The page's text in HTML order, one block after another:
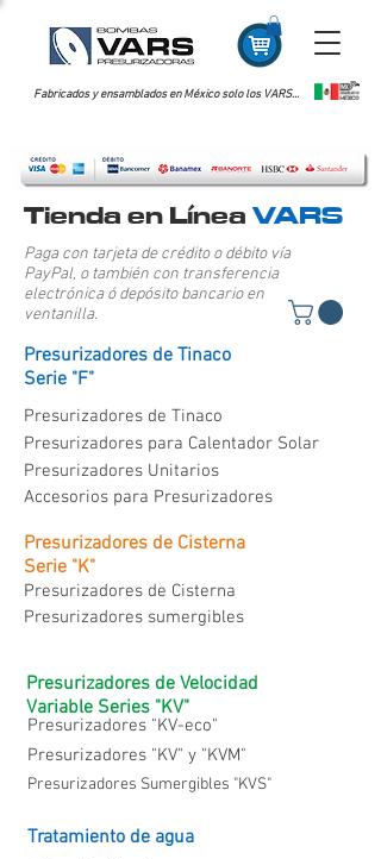
Fabricados y ensamblados en México solo los VARS...
Tienda en Línea VARS
Paga con tarjeta de crédito o débito vía
PayPal, o también con transferencia
electrónica ó depósito bancario en
ventanilla.
Presurizadores de Tinaco
Serie "F"
Presurizadores de Tinaco
Presurizadores para Calentador Solar
Presurizadores Unitarios
Accesorios para Presurizadores
Presurizadores de Cisterna
Serie "K"
Presurizadores de Cisterna
Presurizadores sumergibles
Presurizadores de Velocidad
Variable Series "KV"
Presurizadores "KV-eco"
Presurizadores "KV" y "KVM"
Presurizadores Sumergibles "KVS"
Tratamiento de agua